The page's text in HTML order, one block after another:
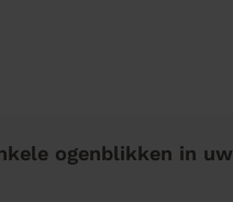
ogenblikken in uw